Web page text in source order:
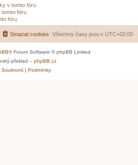
v tomto fóru
fóru
fóru
Všechny časy jsou v UTC+02:00
Smazat cookies
® Forum Software © phpBB Limited
překlad – phpBB.cz
Soukromí| Podmínky